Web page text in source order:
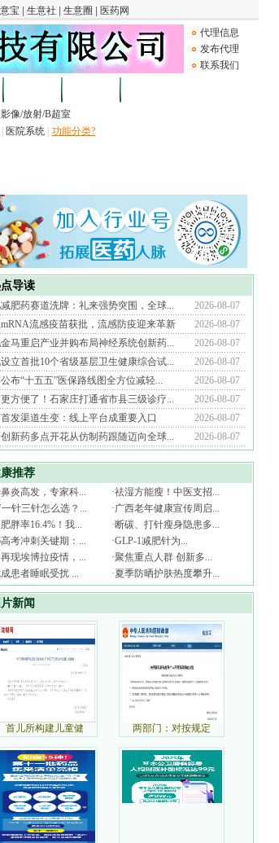
代理信息
发布代理
联系我们
影像/放射/B超室
医院系统 功能分类?